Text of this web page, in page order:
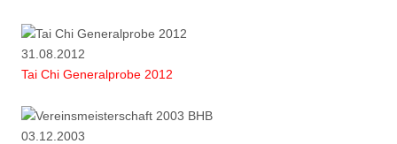
31.08.2012
Tai Chi Generalprobe 2012
03.12.2003